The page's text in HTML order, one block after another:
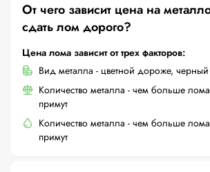
От чего зависит цена на
сдать лом дорого?
Цена лома зависит от трех факторов:
Вид металла - цветной дороже,
Количество металла - чем больше
примут
Количество металла - чем больше
примут